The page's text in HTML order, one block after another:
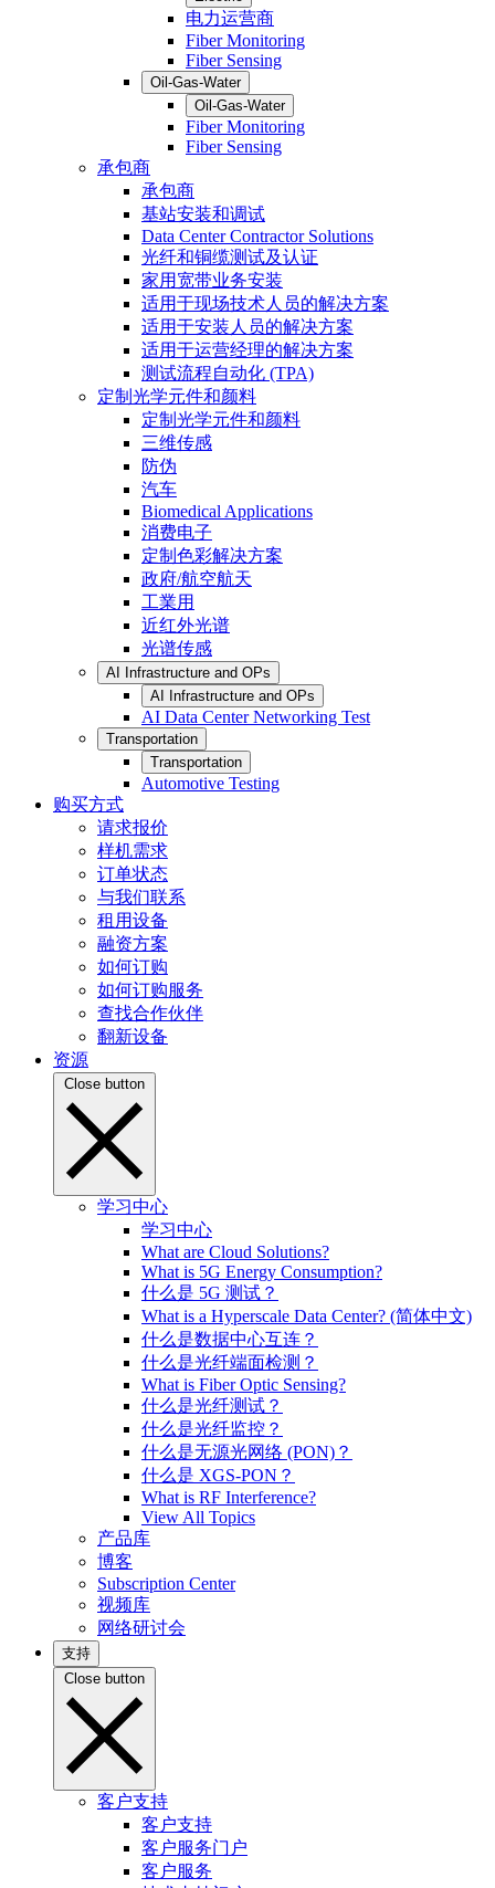
电力运营商
Fiber Monitoring
Fiber Sensing
Oil-Gas-Water
Oil-Gas-Water
Fiber Monitoring
Fiber Sensing
承包商
承包商
基站安装和调试
Data Center Contractor Solutions
光纤和铜缆测试及认证
家用宽带业务安装
适用于现场技术人员的解决方案
适用于安装人员的解决方案
适用于运营经理的解决方案
测试流程自动化 (TPA)
定制光学元件和颜料
定制光学元件和颜料
三维传感
防伪
汽车
Biomedical Applications
消费电子
定制色彩解决方案
政府/航空航天
工業用
近红外光谱
光谱传感
AI Infrastructure and OPs
AI Infrastructure and OPs
AI Data Center Networking Test
Transportation
Transportation
Automotive Testing
购买方式
请求报价
样机需求
订单状态
与我们联系
租用设备
融资方案
如何订购
如何订购服务
查找合作伙伴
翻新设备
资源
Close button
学习中心
学习中心
What are Cloud Solutions?
What is 5G Energy Consumption?
什么是 5G 测试？
What is a Hyperscale Data Center? (简体中文)
什么是数据中心互连？
什么是光纤端面检测？
What is Fiber Optic Sensing?
什么是光纤测试？
什么是光纤监控？
什么是无源光网络 (PON)？
什么是 XGS-PON？
What is RF Interference?
View All Topics
产品库
博客
Subscription Center
视频库
网络研讨会
支持
Close button
客户支持
客户支持
客户服务门户
客户服务